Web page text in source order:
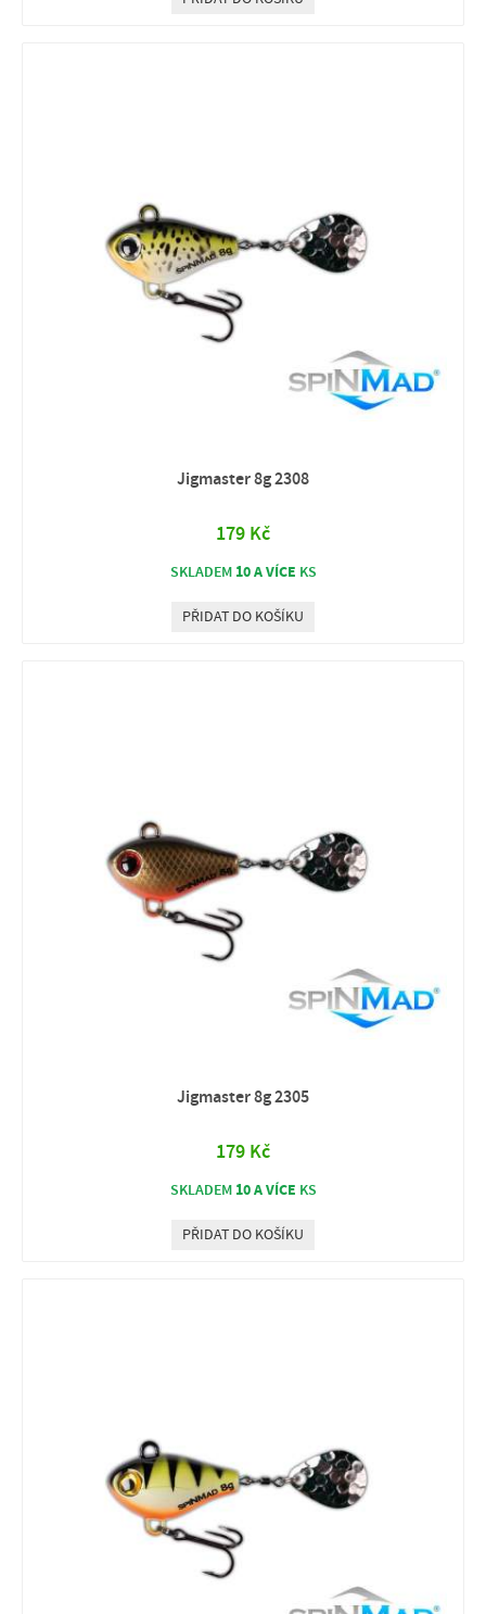
Jigmaster 8g 2308
179 Kč
SKLADEM 10 A VÍCE KS
PŘIDAT DO KOŠÍKU
Jigmaster 8g 2305
179 Kč
SKLADEM 10 A VÍCE KS
PŘIDAT DO KOŠÍKU